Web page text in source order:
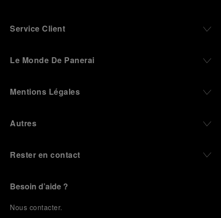
Service Client
Le Monde De Panerai
Mentions Légales
Autres
Rester en contact
Besoin d’aide ?
Nous contacter.